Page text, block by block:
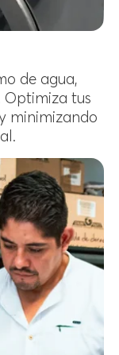
de agua,
Optimiza tus
minimizando